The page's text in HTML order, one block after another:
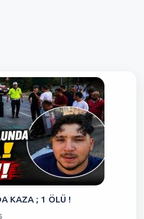
KAZA ; 1 ÖLÜ !